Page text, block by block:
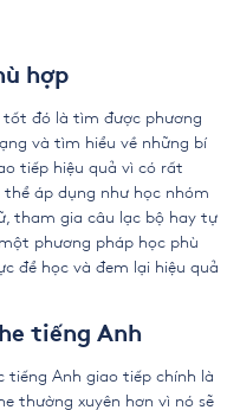
hợp
tốt đó là tìm được phương
và tìm hiểu về những bí
tiếp hiệu quả vì có rất
áp dụng như học nhóm
tham gia câu lạc bộ hay tự
phương pháp học phù
để học và đem lại hiệu quả
tiếng Anh
tiếng Anh giao tiếp chính là
thường xuyên hơn vì nó sẽ